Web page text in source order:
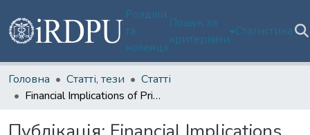
Розділи
та
колекції
Пошук за
критеріями
Статистика
Головна Статті, тези
Статті
Financial Implications of Price Disparities in Motor Insurance: A Cross-National Analysis of Ukraine and the EU